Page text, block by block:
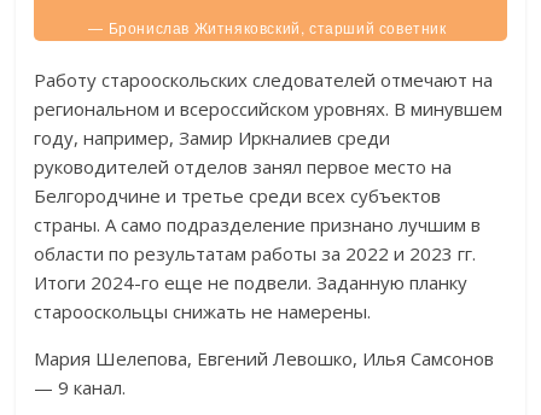
— Бронислав Житняковский, старший советник
юстиции в отставке.
Работу старооскольских следователей отмечают на
региональном и всероссийском уровнях. В минувшем
году, например, Замир Иркналиев среди
руководителей отделов занял первое место на
Белгородчине и третье среди всех субъектов
страны. А само подразделение признано лучшим в
области по результатам работы за 2022 и 2023 гг.
Итоги 2024-го еще не подвели. Заданную планку
старооскольцы снижать не намерены.
Мария Шелепова, Евгений Левошко, Илья Самсонов
— 9 канал.